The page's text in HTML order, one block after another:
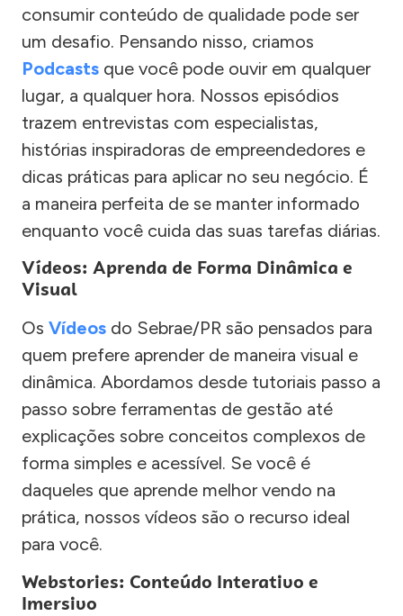
consumir conteúdo de qualidade pode ser
um desafio. Pensando nisso, criamos
Podcasts que você pode ouvir em qualquer
lugar, a qualquer hora. Nossos episódios
trazem entrevistas com especialistas,
histórias inspiradoras de empreendedores e
dicas práticas para aplicar no seu negócio. É
a maneira perfeita de se manter informado
enquanto você cuida das suas tarefas diárias.
Vídeos: Aprenda de Forma Dinâmica e
Visual
Os Vídeos do Sebrae/PR são pensados para
quem prefere aprender de maneira visual e
dinâmica. Abordamos desde tutoriais passo a
passo sobre ferramentas de gestão até
explicações sobre conceitos complexos de
forma simples e acessível. Se você é
daqueles que aprende melhor vendo na
prática, nossos vídeos são o recurso ideal
para você.
Webstories: Conteúdo Interativo e
Imersivo